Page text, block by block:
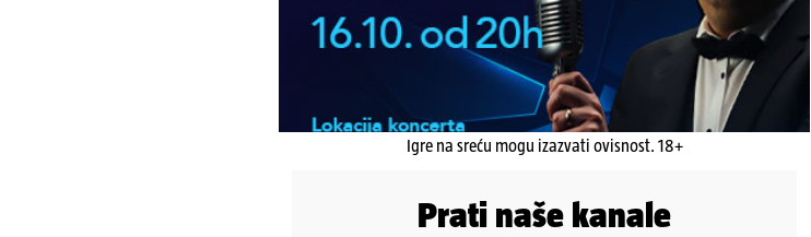
Igre na sreću mogu izazvati ovisnost. 18+
Prati naše kanale